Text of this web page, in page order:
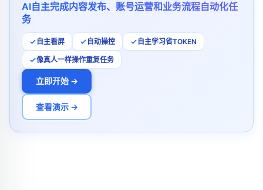
AI自主完成内容发布、账号运营和业务流程自动化任
务
自主看屏 自动操控 自主学习省TOKEN
像真人一样操作重复任务
立即开始 →
查看演示 →